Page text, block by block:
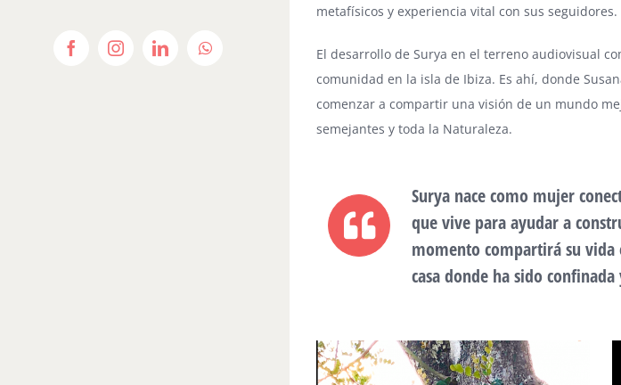
FacebookInstagramLinkedInWhatsApp
metafísicos y experiencia vital con sus seguidores.
El desarrollo de Surya en el terreno audiovisual
comunidad en la isla de Ibiza. Es ahí, donde
comenzar a compartir una visión de un mundo
semejantes y toda la Naturaleza.
Surya nace como mujer
que vive para ayudar a
momento compartirá su vida
casa donde ha sido